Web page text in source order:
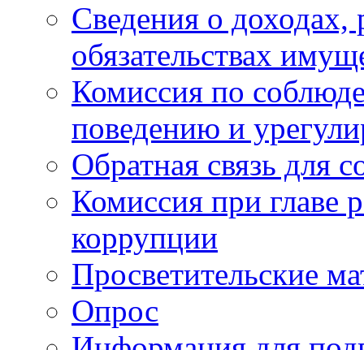
Сведения о доходах,
обязательствах
Комиссия по
поведению и
Обратная связь для
Комиссия при главе
коррупции
Просветительские
Опрос